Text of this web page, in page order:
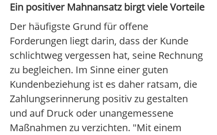
Ein positiver Mahnansatz birgt viele Vorteile
Der häufigste Grund für offene
Forderungen liegt darin, dass der Kunde
schlichtweg vergessen hat, seine Rechnung
zu begleichen. Im Sinne einer guten
Kundenbeziehung ist es daher ratsam, die
Zahlungserinnerung positiv zu gestalten
und auf Druck oder unangemessene
Maßnahmen zu verzichten. "Mit einem